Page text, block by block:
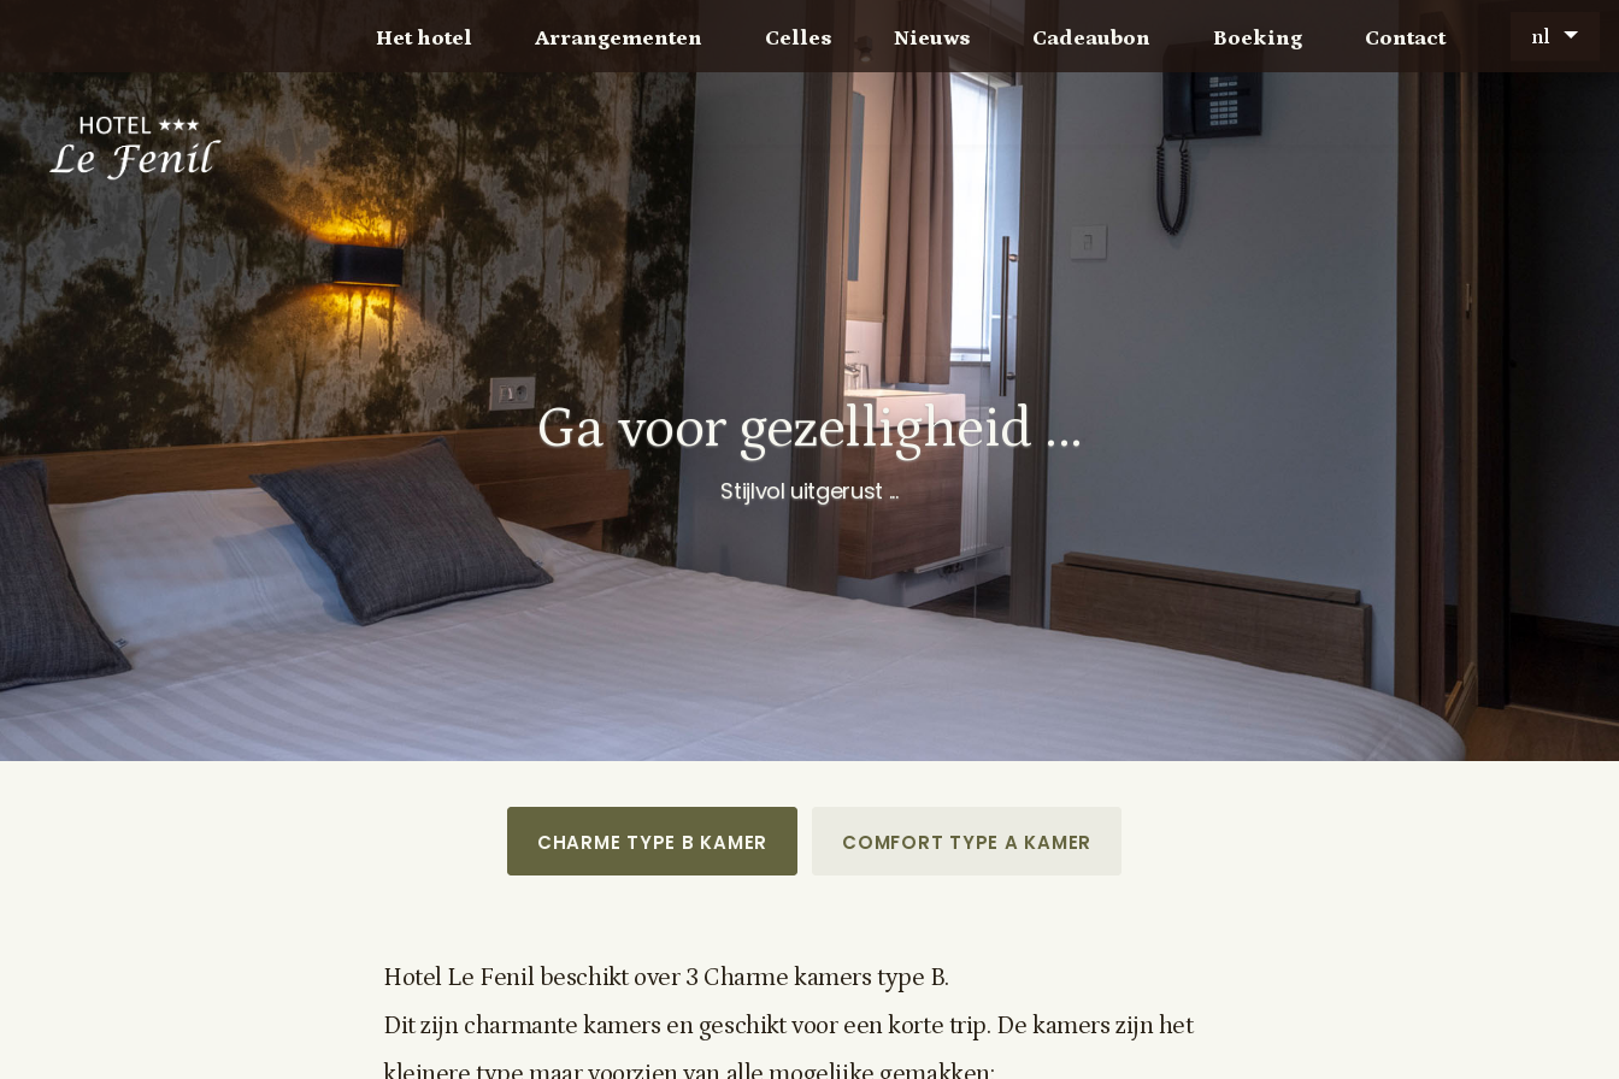
nl
Het hotel Arrangementen Celles Nieuws Cadeaubon Boeking Contact
Ga voor gezelligheid ...
Stijlvol uitgerust ...
CHARME TYPE B KAMER COMFORT TYPE A KAMER
Hotel Le Fenil beschikt over 3 Charme kamers type B.
Dit zijn charmante kamers en geschikt voor een korte trip. De kamers zijn het